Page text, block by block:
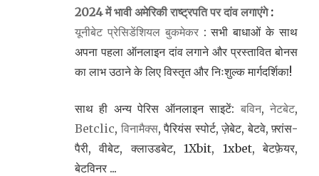
2024 में भावी अमेरिकी राष्ट्रपति पर दांव लगाएंगे:
यूनीबेट प्रेसिडेंशियल बुकमेकर: सभी बाधाओं के साथ
अपना पहला ऑनलाइन दांव लगाने और प्रस्तावित बोनस
का लाभ उठाने के लिए विस्तृत और निःशुल्क मार्गदर्शिका!
साथ ही अन्य पेरिस ऑनलाइन साइटें: बविन,नेटबेट,
Betclic, विनामैक्स, पैरियंस स्पोर्ट, ज़ेबेट, बेटवे, फ़्रांस-
पैरी, वीबेट, क्लाउडबेट, 1Xbit, 1xbet, बेटफ़ेयर,
बेटविनर ...